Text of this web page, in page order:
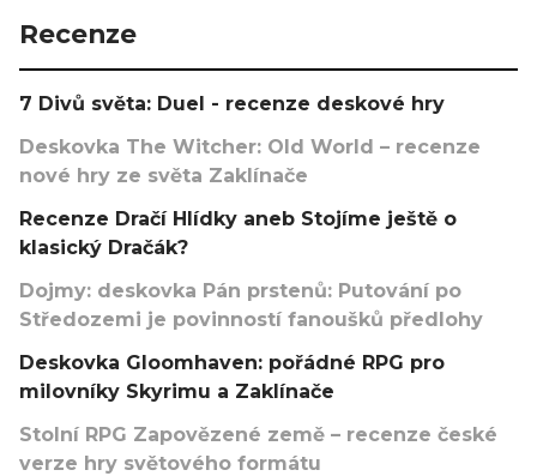
Recenze
7 Divů světa: Duel - recenze deskové hry
Deskovka The Witcher: Old World – recenze
nové hry ze světa Zaklínače
Recenze Dračí Hlídky aneb Stojíme ještě o
klasický Dračák?
Dojmy: deskovka Pán prstenů: Putování po
Středozemi je povinností fanoušků předlohy
Deskovka Gloomhaven: pořádné RPG pro
milovníky Skyrimu a Zaklínače
Stolní RPG Zapovězené země – recenze české
verze hry světového formátu